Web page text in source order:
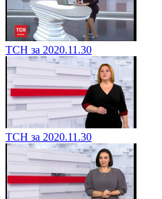
ТСН за 2020.11.30
ТСН за 2020.11.30